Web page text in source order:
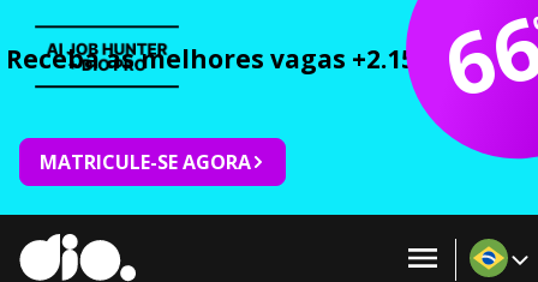
Receba as melhores vagas +2.150 cursos
MATRICULE-SE AGORA